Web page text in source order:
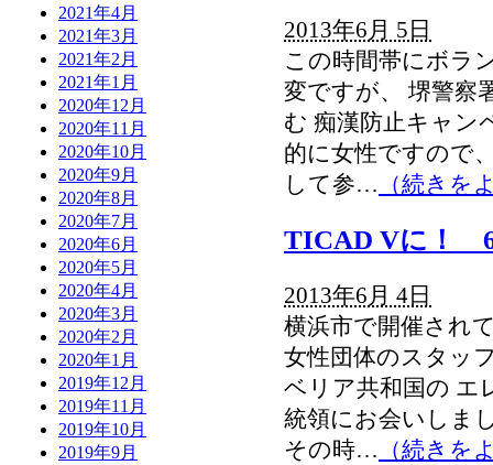
2021年4月
2021年3月
2021年2月
2021年1月
2020年12月
2020年11月
2020年10月
2020年9月
2020年8月
2020年7月
2020年6月
2020年5月
2020年4月
2020年3月
2020年2月
2020年1月
2019年12月
2019年11月
2019年10月
2019年9月
2013年6月 5日
この時間帯にボラ
変ですが、 堺警察
む 痴漢防止キャン
的に女性ですので
して参… （続きを
TICAD Vに！
2013年6月 4日
横浜市で開催され
女性団体のスタッ
ベリア共和国の エ
統領にお会いしま
その時… （続きを